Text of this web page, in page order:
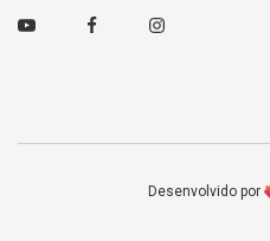
Youtube FacebookInstagram
Desenvolvido por